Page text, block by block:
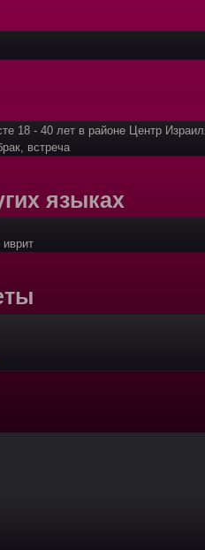
18 - 40 лет в районе Центр
встреча
языках